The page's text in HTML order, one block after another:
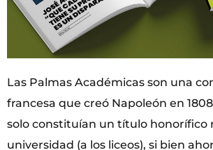
Las Palmas Académicas son una
francesa que creó Napoleón en
solo constituían un título honorífico
universidad (a los liceos), si bien